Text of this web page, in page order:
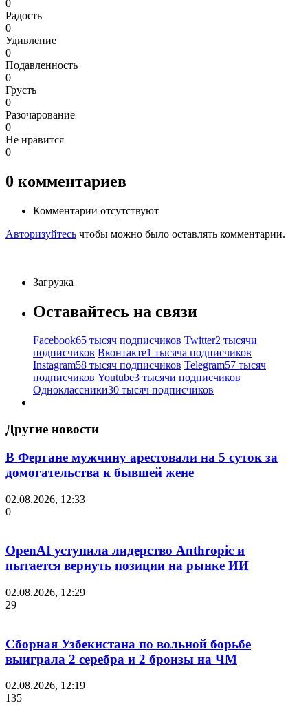
0
Радость
0
Удивление
0
Подавленность
0
Грусть
0
Разочарование
0
Не нравится
0
0 комментариев
Комментарии отсутствуют
Авторизуйтесь чтобы можно было оставлять комментарии.
Загрузка
Оставайтесь на связи
Facebook65 тысяч подписчиков Twitter2 тысячи
подписчиков Вконтакте1 тысяча подписчиков
Instagram58 тысяч подписчиков Telegram57 тысяч
подписчиков Youtube3 тысячи подписчиков
Одноклассники30 тысяч подписчиков
Другие новости
В Фергане мужчину арестовали на 5 суток за
домогательства к бывшей жене
02.08.2026, 12:33
0
OpenAI уступила лидерство Anthropic и
пытается вернуть позиции на рынке ИИ
02.08.2026, 12:29
29
Сборная Узбекистана по вольной борьбе
выиграла 2 серебра и 2 бронзы на ЧМ
02.08.2026, 12:19
135